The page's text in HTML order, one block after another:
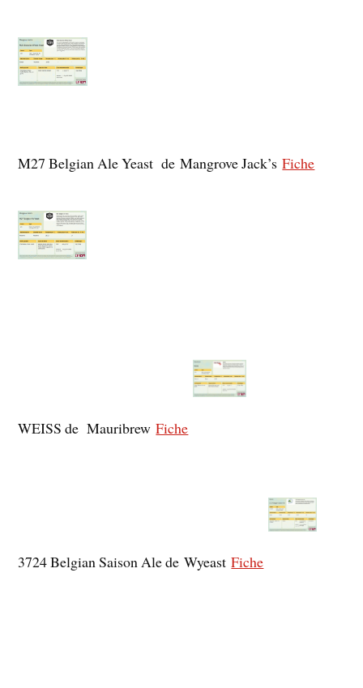
M27 Belgian Ale Yeast de Mangrove Jack’sFiche
WEISS de MauribrewFiche
3724 Belgian Saison Ale de WyeastFiche